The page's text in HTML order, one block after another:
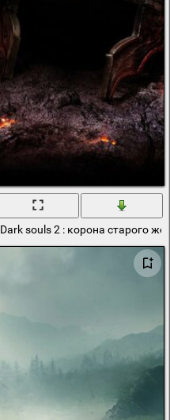
Dark souls 2 : корона старого